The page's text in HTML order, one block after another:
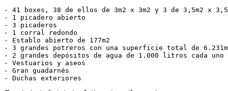
- 41 boxes, 38 de ellos de 3m2 x 3m2 y 3 de 3,5m2 x
- 1 picadero abierto
- 3 picaderos
- 1 corral redondo
- Establo abierto de 177m2
- 3 grandes potreros con una superficie total de
- 2 grandes depósitos de agua de 1.000 litros cada uno
- Vestuarios y aseos
- Gran guadarnés
- Duchas exteriores